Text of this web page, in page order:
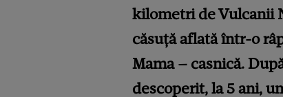
kilometri de Vulcanii
căsuţă aflată într-o
Mama – casnică.
descoperit, la 5 ani,